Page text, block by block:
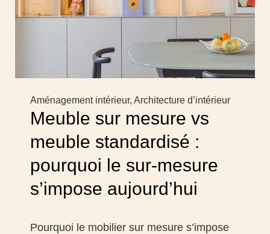
Aménagement intérieur, Architecture d’intérieur
Meuble sur mesure vs
meuble standardisé :
pourquoi le sur-mesure
s’impose aujourd’hui
Pourquoi le mobilier sur mesure s’impose